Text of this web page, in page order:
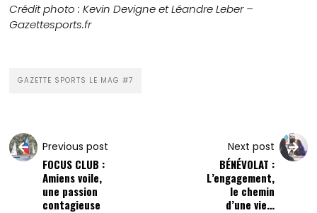
Crédit photo : Kevin Devigne et Léandre Leber –
Gazettesports.fr
GAZETTE SPORTS LE MAG #7
Previous post
FOCUS CLUB :
Amiens voile,
une passion
contagieuse
Next post
BÉNÉVOLAT :
L’engagement,
le chemin
d’une vie…